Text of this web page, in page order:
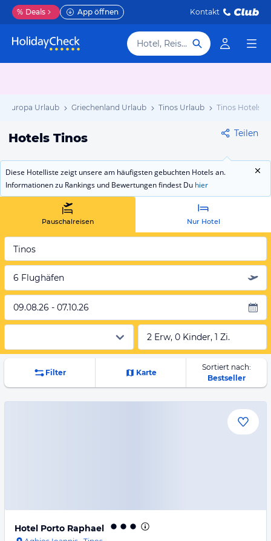
% Deals App öffnen Kontakt
Hotel, Reiseziel
Europa Urlaub Griechenland Urlaub Tinos Urlaub Tinos Hotels
Hotels Tinos Teilen
Diese Hotelliste zeigt unsere am häufigsten gebuchten Hotels an.
Informationen zu Rankings und Bewertungen findest Du hier
Pauschalreisen Nur Hotel
Tinos
6 Flughäfen
09.08.26 - 07.10.26
2 Erw, 0 Kinder, 1 Zi.
Filter Karte
Sortiert nach:
Bestseller
Hotel Porto Raphael